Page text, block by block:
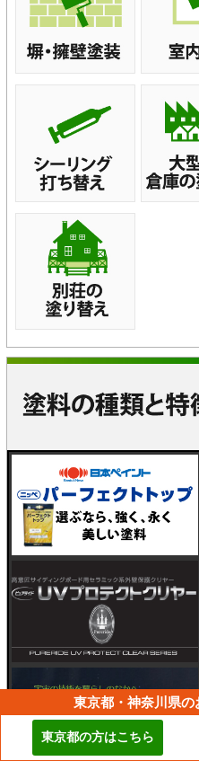
東京都・神奈川県
東京都の方はこちら